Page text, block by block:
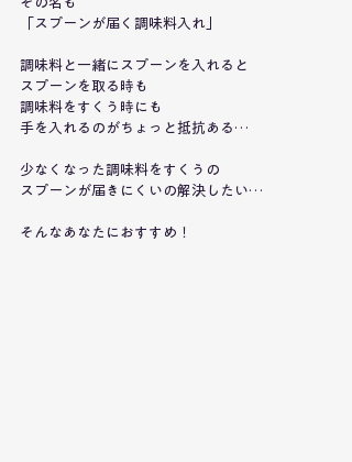
その名も
「スプーンが届く調味料入れ」
調味料と一緒にスプーンを入れると
スプーンを取る時も
調味料をすくう時にも
手を入れるのがちょっと抵抗ある…
少なくなった調味料をすくうの
スプーンが届きにくいの解決したい…
そんなあなたにおすすめ！